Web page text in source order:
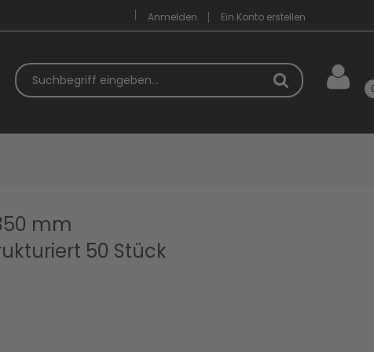
Anmelden
Ein Konto erstellen
Suchbegriff
mm
50 Stück